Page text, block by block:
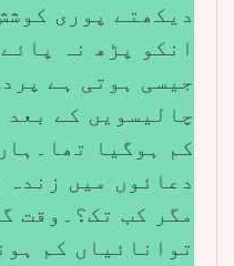
دیکھتے پوری
انکو پڑھ نہ
جیسی ہوتی ہے
چالیسویں کے
کم ہوگیا
دعائوں میں زندہ
مگر کب تک؟۔وقت
توانائیاں کم